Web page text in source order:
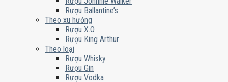
Rượu Ballantine’s
Theo xu hướng
Rượu X.O
Rượu King Arthur
Theo loại
Rượu Whisky
Rượu Gin
Rượu Vodka